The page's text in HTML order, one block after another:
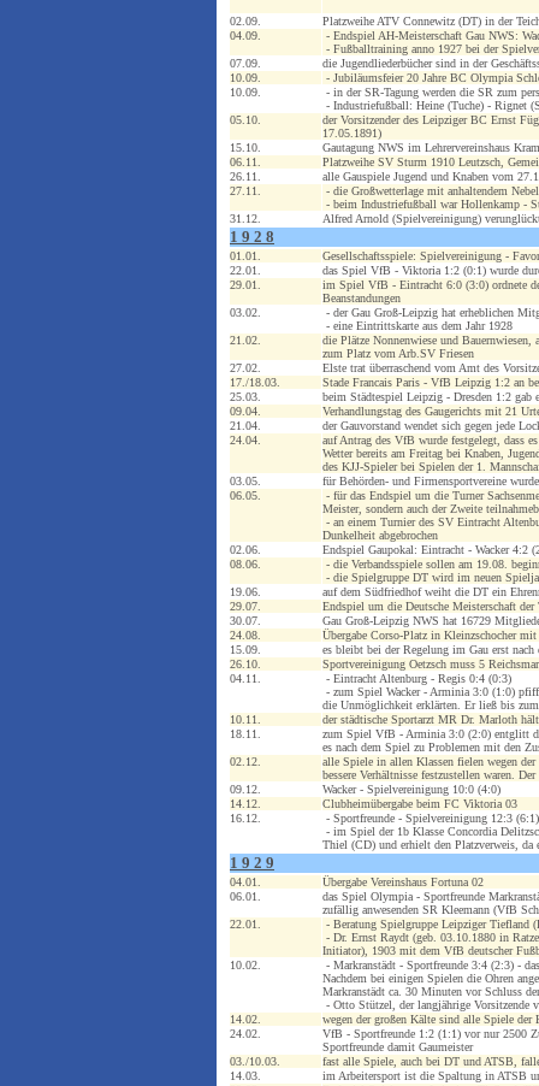
02.09.
Platzweihe ATV Connewitz (DT) in der
04.09.
- Endspiel AH-Meisterschaft Gau NWS:
- Fußballtraining anno 1927 bei der
07.09.
die Jugendliederbücher sind in der
10.09.
- Jubiläumsfeier 20 Jahre BC Olympia
10.09.
- in der SR-Tagung werden die SR zum
- Industriefußball: Heine (Tuche) - Rignet
05.10.
der Vorsitzender des Leipziger BC Ernst
17.05.1891)
15.10.
Gautagung NWS im Lehrervereinshaus
06.11.
Platzweihe SV Sturm 1910 Leutzsch,
26.11.
alle Gauspiele Jugend und Knaben vom
27.11.
- die Großwetterlage mit anhaltendem
- beim Industriefußball war Hollenkamp -
31.12.
Alfred Arnold (Spielvereinigung)
1 9 2 8
01.01.
Gesellschaftsspiele: Spielvereinigung -
22.01.
das Spiel VfB - Viktoria 1:2 (0:1) wurde
29.01.
im Spiel VfB - Eintracht 6:0 (3:0) ordnete
Beanstandungen
03.02.
- der Gau Groß-Leipzig hat erheblichen
- eine Eintrittskarte aus dem Jahr 1928
21.02.
die Plätze Nonnenwiese und
zum Platz vom Arb.SV Friesen
27.02.
Elste trat überraschend vom Amt des
17./18.03.
Stade Francais Paris - VfB Leipzig 1:2 an
25.03.
beim Städtespiel Leipzig - Dresden 1:2 gab
09.04.
Verhandlungstag des Gaugerichts mit 21
21.04.
der Gauvorstand wendet sich gegen jede
24.04.
auf Antrag des VfB wurde festgelegt, dass
Wetter bereits am Freitag bei Knaben,
des KJJ-Spieler bei Spielen der 1.
03.05.
für Behörden- und Firmensportvereine
06.05.
- für das Endspiel um die Turner
Meister, sondern auch der Zweite
- an einem Turnier des SV Eintracht
Dunkelheit abgebrochen
02.06.
Endspiel Gaupokal: Eintracht - Wacker 4:2
08.06.
- die Verbandsspiele sollen am 19.08.
- die Spielgruppe DT wird im neuen
19.06.
auf dem Südfriedhof weiht die DT ein
29.07.
Endspiel um die Deutsche Meisterschaft
30.07.
Gau Groß-Leipzig NWS hat 16729
24.08.
Übergabe Corso-Platz in Kleinzschocher
15.09.
es bleibt bei der Regelung im Gau erst nach
26.10.
Sportvereinigung Oetzsch muss 5
04.11.
- Eintracht Altenburg - Regis 0:4 (0:3)
- zum Spiel Wacker - Arminia 3:0 (1:0)
die Unmöglichkeit erklärten. Er ließ bis zum
10.11.
der städtische Sportarzt MR Dr. Marloth
18.11.
zum Spiel VfB - Arminia 3:0 (2:0) entglitt
es nach dem Spiel zu Problemen mit den
02.12.
alle Spiele in allen Klassen fielen wegen
bessere Verhältnisse festzustellen waren.
09.12.
Wacker - Spielvereinigung 10:0 (4:0)
14.12.
Clubheimübergabe beim FC Viktoria 03
16.12.
- Sportfreunde - Spielvereinigung 12:3 (6:1)
- im Spiel der 1b Klasse Concordia
Thiel (CD) und erhielt den Platzverweis, da
1 9 2 9
04.01.
Übergabe Vereinshaus Fortuna 02
06.01.
das Spiel Olympia - Sportfreunde
zufällig anwesenden SR Kleemann (VfB
22.01.
- Beratung Spielgruppe Leipziger Tiefland
- Dr. Ernst Raydt (geb. 03.10.1880 in
Initiator), 1903 mit dem VfB deutscher
10.02.
- Markranstädt - Sportfreunde 3:4 (2:3) -
Nachdem bei einigen Spielen die Ohren
Markranstädt ca. 30 Minuten vor Schluss
- Otto Stützel, der langjährige Vorsitzende
14.02.
wegen der großen Kälte sind alle Spiele der
24.02.
VfB - Sportfreunde 1:2 (1:1) vor nur 2500
Sportfreunde damit Gaumeister
03./10.03.
fast alle Spiele, auch bei DT und ATSB,
14.03.
im Arbeitersport ist die Spaltung in ATSB